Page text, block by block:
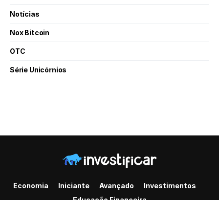
Notícias
Nox Bitcoin
OTC
Série Unicórnios
Economia Iniciante Avançado
Investimentos